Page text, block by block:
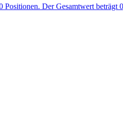
Positionen. Der Gesamtwert beträgt